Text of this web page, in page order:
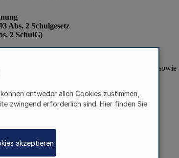
entweder allen Cookies zustimmen,
zwingend erforderlich sind. Hier finden Sie
akzeptieren